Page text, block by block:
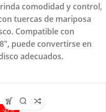
comodidad y control,
tuercas de mariposa
Compatible con
puede convertirse en
adecuados.
-27%